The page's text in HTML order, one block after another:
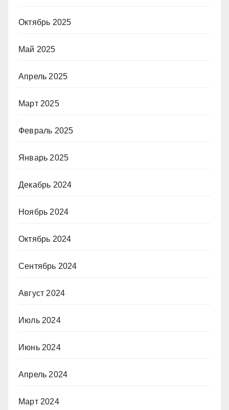
Октябрь 2025
Май 2025
Апрель 2025
Март 2025
Февраль 2025
Январь 2025
Декабрь 2024
Ноябрь 2024
Октябрь 2024
Сентябрь 2024
Август 2024
Июль 2024
Июнь 2024
Апрель 2024
Март 2024